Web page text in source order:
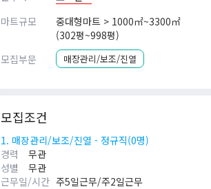
마트규모
중대형마트 > 1000㎡~3300㎡
(302평~998평)
모집부문
매장관리/보조/진열
모집조건
1. 매장관리/보조/진열 - 정규직(0명)
경력
무관
성별
무관
근무일/시간 주5일근무/주2일근무